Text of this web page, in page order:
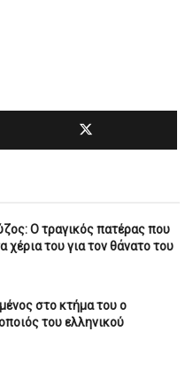
Ο τραγικός πατέρας που
χέρια του για τον θάνατο του
στο κτήμα του ο
του ελληνικού